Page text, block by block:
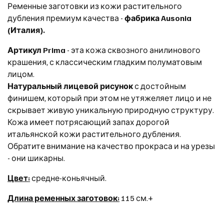
Ременные заготовки из кожи растительного
дубления премиум качества - фабрика Ausonia
(Италия).
Артикул Prima - эта кожа сквозного анилинового
крашения, с классическим гладким полуматовым
лицом.
Натуральный лицевой рисунокс достойным
финишем, который при этом не утяжеляет лицо и не
скрывает живую уникальную природную структуру.
Кожа имеет потрясающий запах дорогой
итальянской кожи растительного дубления.
Обратите внимание на качество прокраса и на урезы
- они шикарны.
Цвет:средне-коньячный.
Длина ременных заготовок: 115 см.+